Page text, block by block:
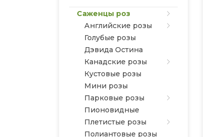
Саженцы роз
Английские розы
Голубые розы
Дэвида Остина
Канадские розы
Кустовые розы
Мини розы
Парковые розы
Пионовидные
Плетистые розы
Полиантовые розы